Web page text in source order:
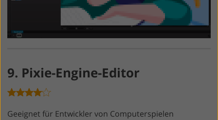
9. Pixie-Engine-Editor
Geeignet für Entwickler von Computerspielen